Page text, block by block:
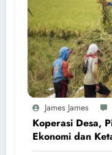
James James
Koperasi Desa,
Ekonomi dan